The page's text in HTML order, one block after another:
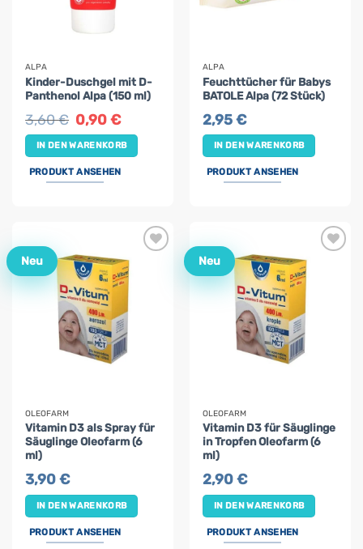
ALPA
Kinder-Duschgel mit D-
Panthenol Alpa (150 ml)
3,60€ Ursprünglicher
Preis
war:
3,60 €
0,90€Aktueller
Preis
ist:
0,90 €.
IN DEN WARENKORB
PRODUKT ANSEHEN
ALPA
Feuchttücher für Babys
BATOLE Alpa (72 Stück)
2,95€
IN DEN WARENKORB
PRODUKT ANSEHEN
Neu
OLEOFARM
Vitamin D3 als Spray für
Säuglinge Oleofarm (6
ml)
3,90€
IN DEN WARENKORB
PRODUKT ANSEHEN
Neu
OLEOFARM
Vitamin D3 für Säuglinge
in Tropfen Oleofarm (6
ml)
2,90€
IN DEN WARENKORB
PRODUKT ANSEHEN